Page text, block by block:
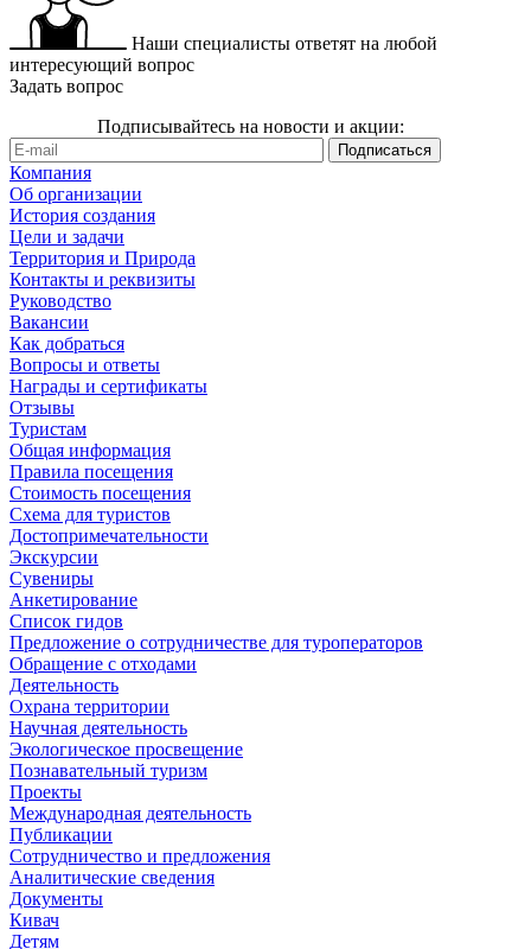
Наши специалисты ответят на любой
интересующий вопрос
Задать вопрос
Подписывайтесь на новости и акции:
Компания
Об организации
История создания
Цели и задачи
Территория и Природа
Контакты и реквизиты
Руководство
Вакансии
Как добраться
Вопросы и ответы
Награды и сертификаты
Отзывы
Туристам
Общая информация
Правила посещения
Стоимость посещения
Схема для туристов
Достопримечательности
Экскурсии
Сувениры
Анкетирование
Список гидов
Предложение о сотрудничестве для туроператоров
Обращение с отходами
Деятельность
Охрана территории
Научная деятельность
Экологическое просвещение
Познавательный туризм
Проекты
Международная деятельность
Публикации
Сотрудничество и предложения
Аналитические сведения
Документы
Кивач
Детям